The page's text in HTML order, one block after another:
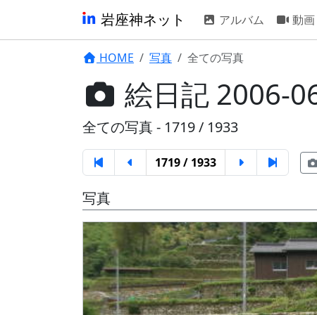
岩座神ネット アルバム 動画
HOME 写真 全ての写真
絵日記 2006-
全ての写真 - 1719 / 1933
1719 / 1933
写真